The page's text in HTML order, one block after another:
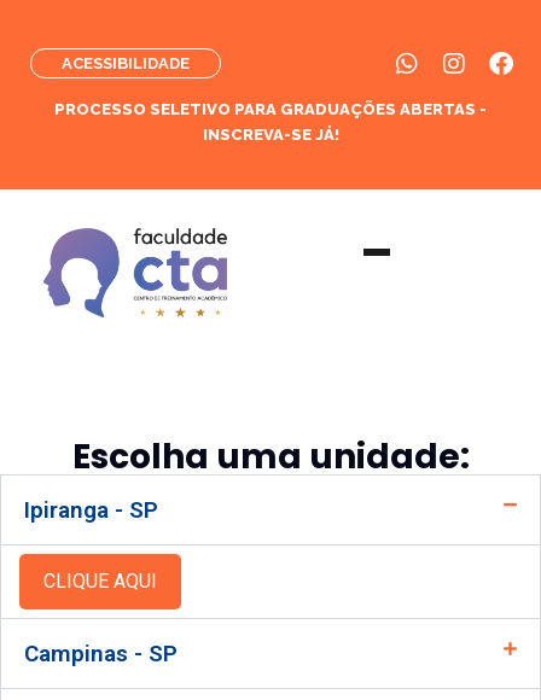
ACESSIBILIDADE
PROCESSO SELETIVO PARA GRADUAÇÕES ABERTAS -
INSCREVA-SE JÁ!
Escolha uma unidade:
Ipiranga - SP
CLIQUE AQUI
Campinas - SP